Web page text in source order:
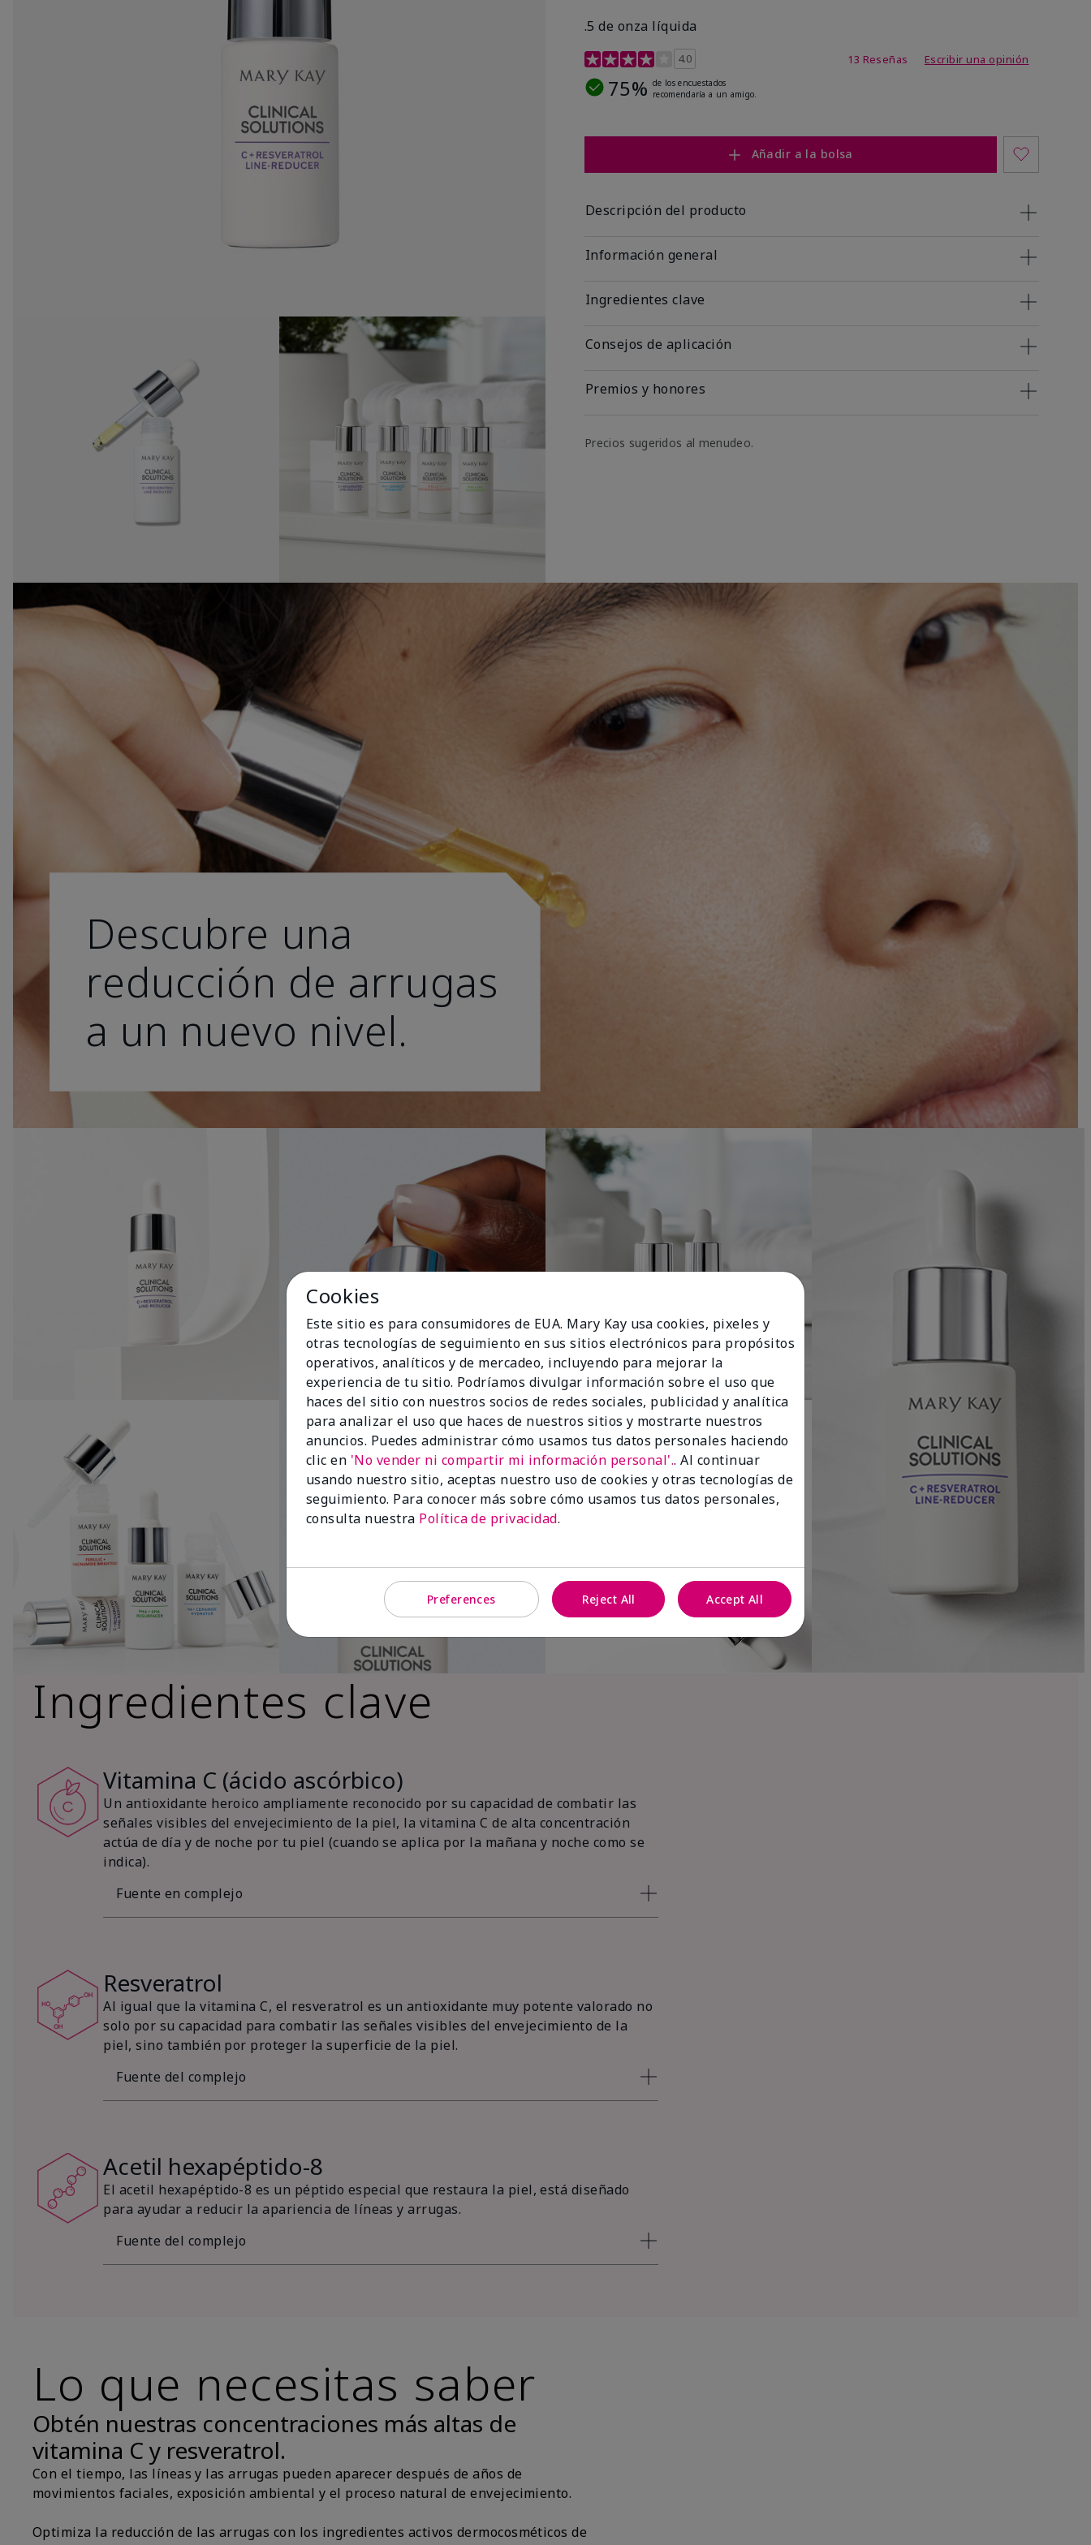
.5 de onza líquida
Calificación de clientes de 4,2 de 5
4.0 13 Reseñas Escribir una opinión
75% de los encuestados
recomendaría a un amigo.
Añadir a la bolsa
Descripción del producto
Información general
Ingredientes clave
Consejos de aplicación
Premios y honores
Precios sugeridos al menudeo.
Descubre una
reducción de arrugas
a un nuevo nivel.
Ingredientes clave
Vitamina C (ácido ascórbico)
Un antioxidante heroico ampliamente reconocido por su capacidad de combatir las
señales visibles del envejecimiento de la piel, la vitamina C de alta concentración
actúa de día y de noche por tu piel (cuando se aplica por la mañana y noche como se
indica).
Fuente en complejo
Resveratrol
Al igual que la vitamina C, el resveratrol es un antioxidante muy potente valorado no
solo por su capacidad para combatir las señales visibles del envejecimiento de la
piel, sino también por proteger la superficie de la piel.
Fuente del complejo
Acetil hexapéptido-8
El acetil hexapéptido-8 es un péptido especial que restaura la piel, está diseñado
para ayudar a reducir la apariencia de líneas y arrugas.
Fuente del complejo
Lo que necesitas saber
Obtén nuestras concentraciones más altas de
vitamina C y resveratrol.
Con el tiempo, las líneas y las arrugas pueden aparecer después de años de
movimientos faciales, exposición ambiental y el proceso natural de envejecimiento.
Optimiza la reducción de las arrugas con los ingredientes activos dermocosméticos de
Cookies
Este sitio es para consumidores de EUA. Mary Kay usa cookies, pixeles y
otras tecnologías de seguimiento en sus sitios electrónicos para propósitos
operativos, analíticos y de mercadeo, incluyendo para mejorar la
experiencia de tu sitio. Podríamos divulgar información sobre el uso que
haces del sitio con nuestros socios de redes sociales, publicidad y analítica
para analizar el uso que haces de nuestros sitios y mostrarte nuestros
anuncios. Puedes administrar cómo usamos tus datos personales haciendo
clic en 'No vender ni compartir mi información personal'.. Al continuar
usando nuestro sitio, aceptas nuestro uso de cookies y otras tecnologías de
seguimiento. Para conocer más sobre cómo usamos tus datos personales,
consulta nuestra Política de privacidad.
Preferences Reject All Accept All